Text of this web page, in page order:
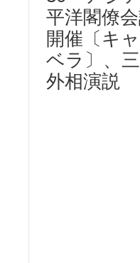
平洋閣僚
開催〔キ
ベラ〕、
外相演説